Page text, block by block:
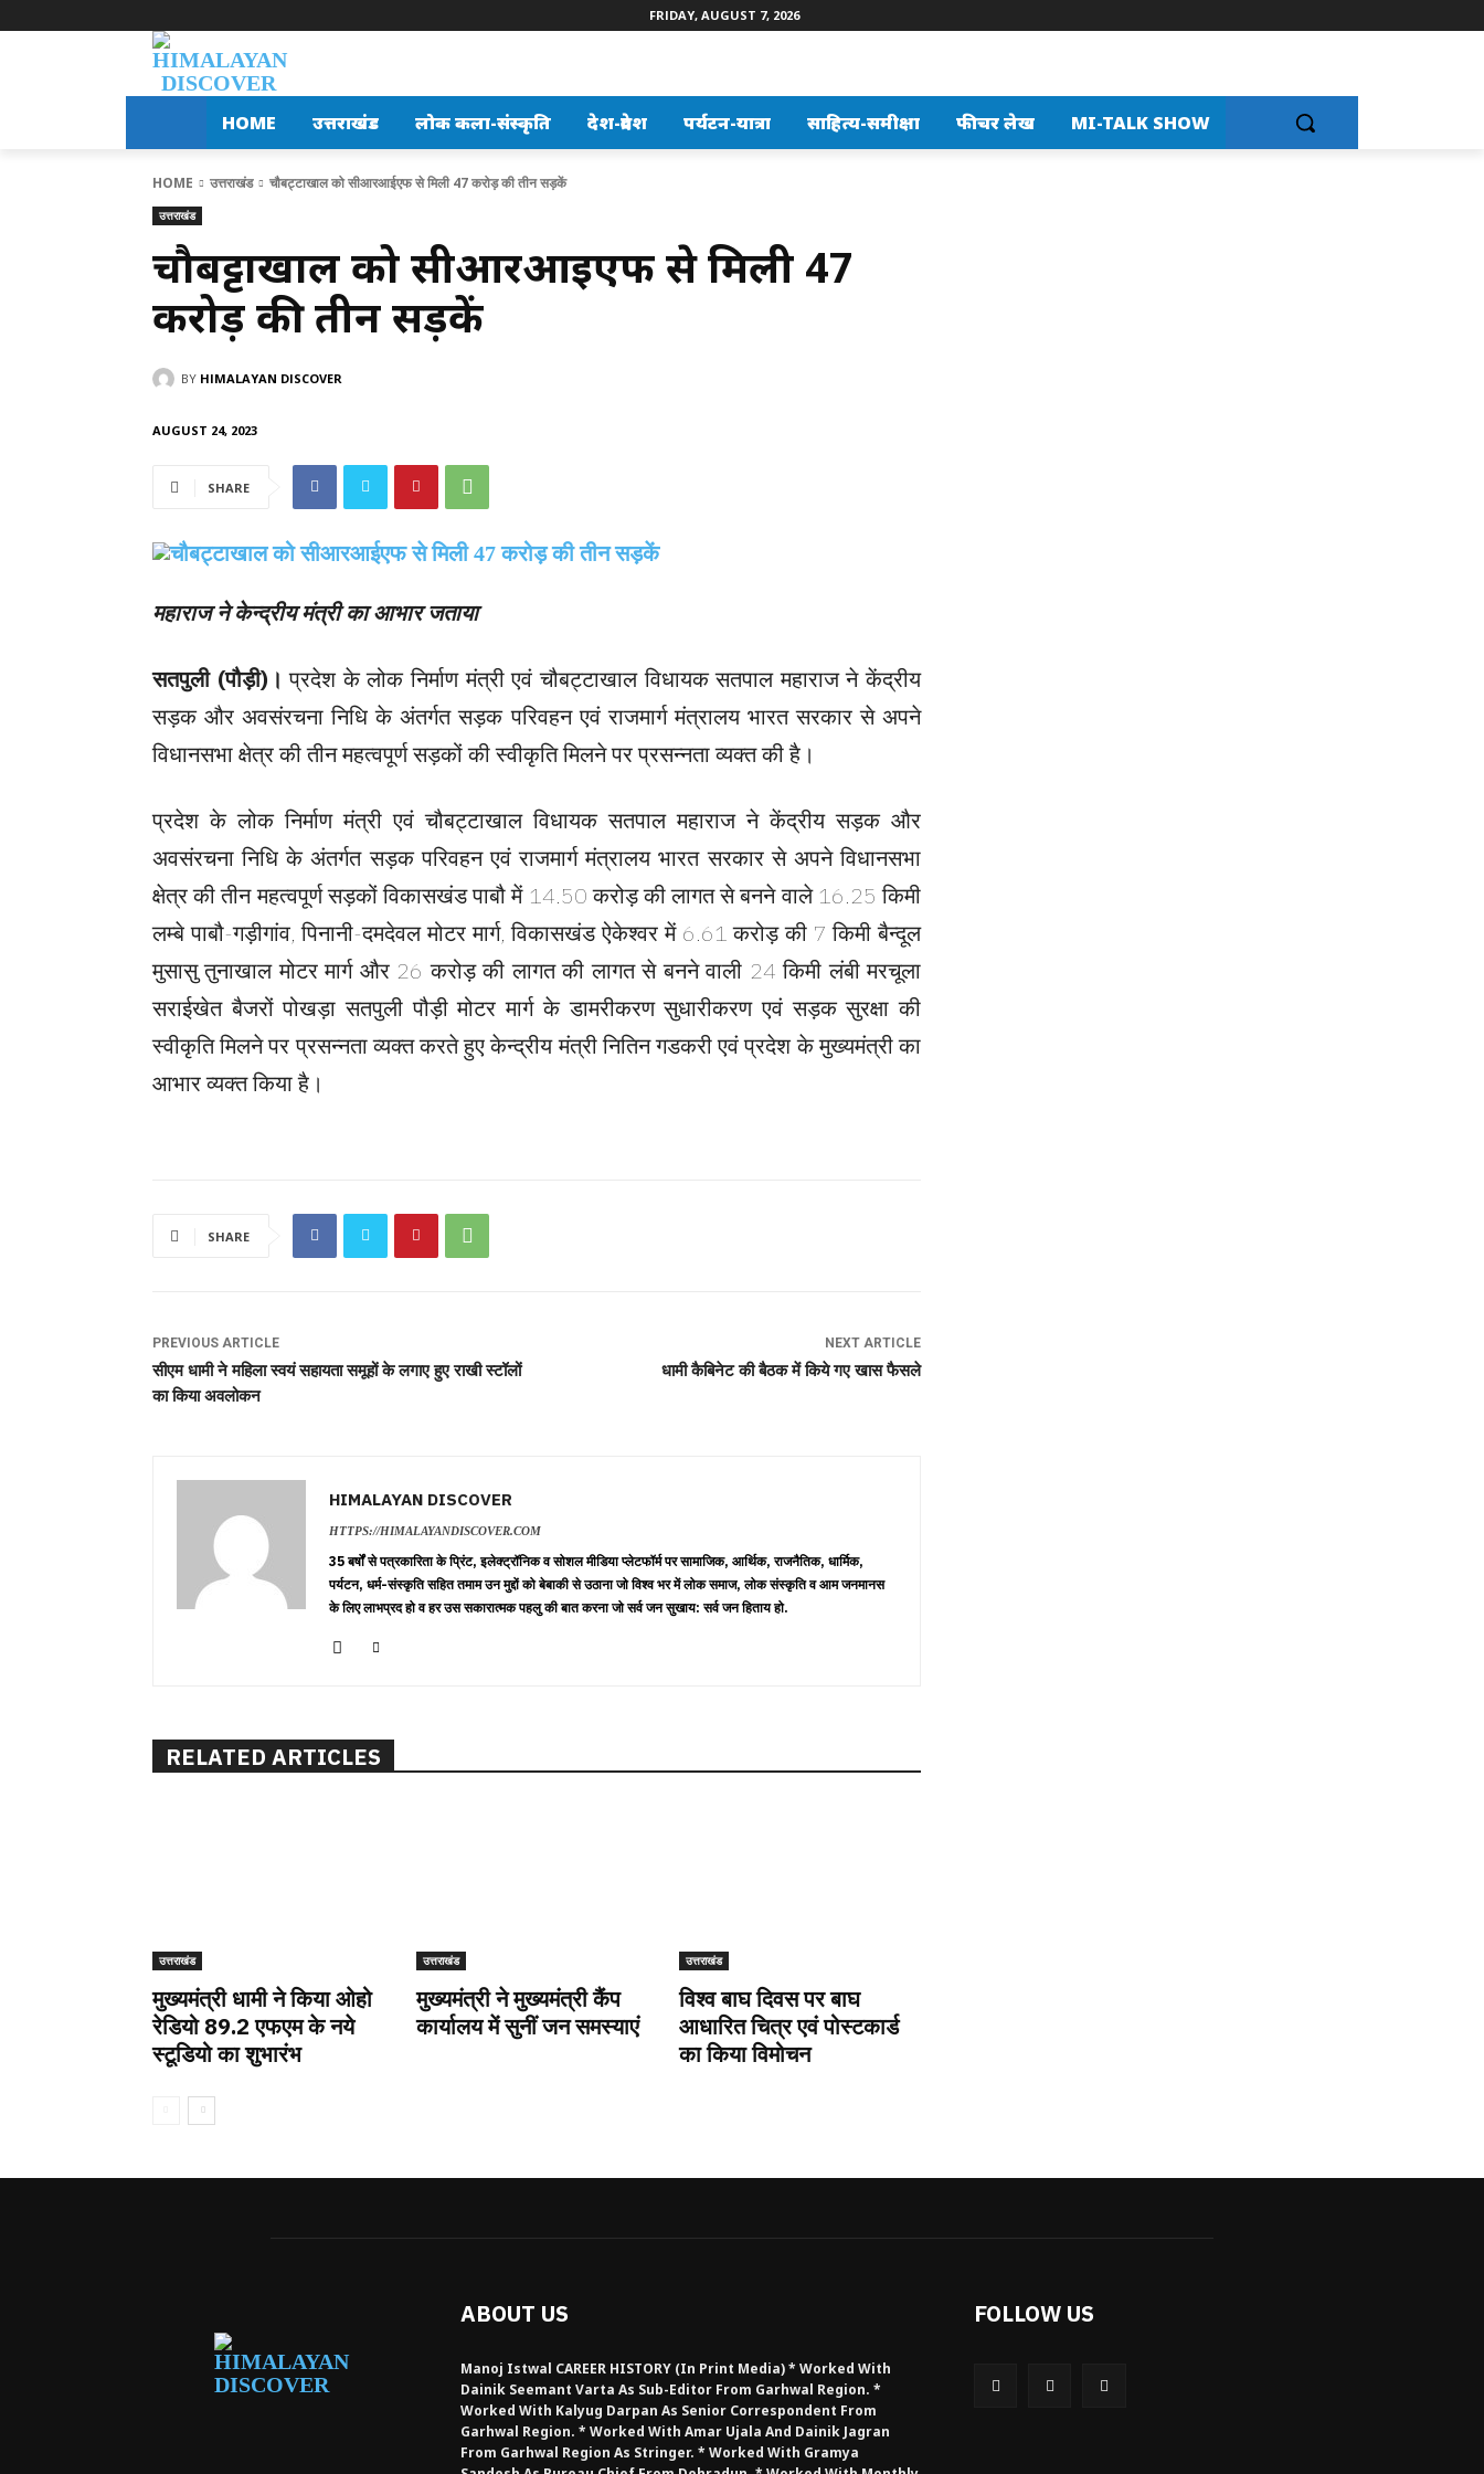
FRIDAY, AUGUST 7, 2026
HOME उत्तराखंड लोक कला-संस्कृति देश-प्रदेश पर्यटन-यात्रा साहित्य-समीक्षा फीचर लेख MI-TALK SHOW
HOME उत्तराखंड चौबट्टाखाल को सीआरआईएफ से मिली 47 करोड़ की तीन सड़कें
उत्तराखंड
चौबट्टाखाल को सीआरआईएफ से मिली 47
करोड़ की तीन सड़कें
BY HIMALAYAN DISCOVER
AUGUST 24, 2023
SHARE
महाराज ने केन्द्रीय मंत्री का आभार जताया
सतपुली (पौड़ी)। प्रदेश के लोक निर्माण मंत्री एवं चौबट्टाखाल विधायक सतपाल महाराज ने केंद्रीय
सड़क और अवसंरचना निधि के अंतर्गत सड़क परिवहन एवं राजमार्ग मंत्रालय भारत सरकार से अपने
विधानसभा क्षेत्र की तीन महत्वपूर्ण सड़कों की स्वीकृति मिलने पर प्रसन्नता व्यक्त की है।
प्रदेश के लोक निर्माण मंत्री एवं चौबट्टाखाल विधायक सतपाल महाराज ने केंद्रीय सड़क और
अवसंरचना निधि के अंतर्गत सड़क परिवहन एवं राजमार्ग मंत्रालय भारत सरकार से अपने विधानसभा
क्षेत्र की तीन महत्वपूर्ण सड़कों विकासखंड पाबौ में 14.50 करोड़ की लागत से बनने वाले 16.25 किमी
लम्बे पाबौ-गड़ीगांव, पिनानी-दमदेवल मोटर मार्ग, विकासखंड ऐकेश्वर में 6.61 करोड़ की 7 किमी बैन्दूल
मुसासु तुनाखाल मोटर मार्ग और 26 करोड़ की लागत की लागत से बनने वाली 24 किमी लंबी मरचूला
सराईखेत बैजरों पोखड़ा सतपुली पौड़ी मोटर मार्ग के डामरीकरण सुधारीकरण एवं सड़क सुरक्षा की
स्वीकृति मिलने पर प्रसन्नता व्यक्त करते हुए केन्द्रीय मंत्री नितिन गडकरी एवं प्रदेश के मुख्यमंत्री का
आभार व्यक्त किया है।
SHARE
PREVIOUS ARTICLE
सीएम धामी ने महिला स्वयं सहायता समूहों के लगाए हुए राखी स्टॉलों
का किया अवलोकन
NEXT ARTICLE
धामी कैबिनेट की बैठक में किये गए खास फैसले
HIMALAYAN DISCOVER
HTTPS://HIMALAYANDISCOVER.COM
35 बर्षों से पत्रकारिता के प्रिंट, इलेक्ट्रॉनिक व सोशल मीडिया प्लेटफॉर्म पर सामाजिक, आर्थिक, राजनैतिक, धार्मिक,
पर्यटन, धर्म-संस्कृति सहित तमाम उन मुद्दों को बेबाकी से उठाना जो विश्व भर में लोक समाज, लोक संस्कृति व आम जनमानस
के लिए लाभप्रद हो व हर उस सकारात्मक पहलु की बात करना जो सर्व जन सुखाय: सर्व जन हिताय हो.
RELATED ARTICLES
उत्तराखंड
मुख्यमंत्री धामी ने किया ओहो
रेडियो 89.2 एफएम के नये
स्टूडियो का शुभारंभ
उत्तराखंड
मुख्यमंत्री ने मुख्यमंत्री कैंप
कार्यालय में सुनीं जन समस्याएं
उत्तराखंड
विश्व बाघ दिवस पर बाघ
आधारित चित्र एवं पोस्टकार्ड
का किया विमोचन
ABOUT US
Manoj Istwal CAREER HISTORY (in Print Media) * Worked With
Dainik Seemant Varta As Sub-Editor From Garhwal Region. *
Worked With Kalyug Darpan As Senior Correspondent From
Garhwal Region. * Worked With Amar Ujala And Dainik Jagran
From Garhwal Region As Stringer. * Worked With Gramya
FOLLOW US